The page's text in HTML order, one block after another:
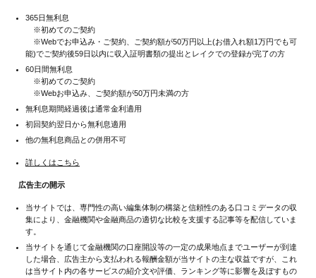
365日無利息
※初めてのご契約
※Webでお申込み・ご契約、ご契約額が50万円以上(お借入れ額1万円でも可
能)でご契約後59日以内に収入証明書類の提出とレイクでの登録が完了の方
60日間無利息
※初めてのご契約
※Webお申込み、ご契約額が50万円未満の方
無利息期間経過後は通常金利適用
初回契約翌日から無利息適用
他の無利息商品との併用不可
詳しくはこちら
広告主の開示
当サイトでは、専門性の高い編集体制の構築と信頼性のある口コミデータの収
集により、金融機関や金融商品の適切な比較を支援する記事等を配信していま
す。
当サイトを通じて金融機関の口座開設等の一定の成果地点までユーザーが到達
した場合、広告主から支払われる報酬金額が当サイトの主な収益ですが、これ
は当サイト内の各サービスの紹介文や評価、ランキング等に影響を及ぼすもの